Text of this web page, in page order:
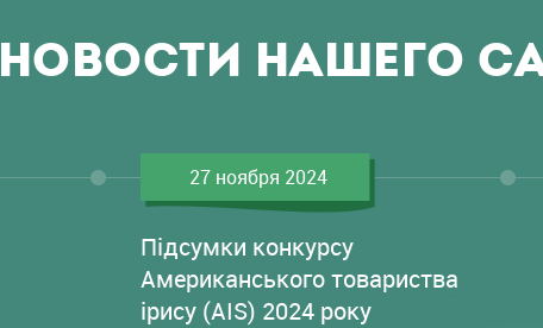
НОВОСТИ НАШЕГО
27 ноября 2024
Підсумки конкурсу
Американського товариства
ірису (AIS) 2024 року